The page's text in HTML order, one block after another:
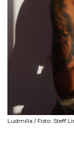
Ludmilla / Foto: Steff